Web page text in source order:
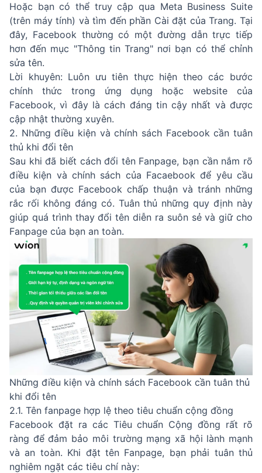
Hoặc bạn có thể truy cập qua Meta Business Suite
(trên máy tính) và tìm đến phần Cài đặt của Trang. Tại
đây, Facebook thường có một đường dẫn trực tiếp
hơn đến mục "Thông tin Trang" nơi bạn có thể chỉnh
sửa tên.
Lời khuyên: Luôn ưu tiên thực hiện theo các bước
chính thức trong ứng dụng hoặc website của
Facebook, vì đây là cách đáng tin cậy nhất và được
cập nhật thường xuyên.
2. Những điều kiện và chính sách Facebook cần tuân
thủ khi đổi tên
Sau khi đã biết cách đổi tên Fanpage, bạn cần nắm rõ
điều kiện và chính sách của Facaebook để yêu cầu
của bạn được Facebook chấp thuận và tránh những
rắc rối không đáng có. Tuân thủ những quy định này
giúp quá trình thay đổi tên diễn ra suôn sẻ và giữ cho
Fanpage của bạn an toàn.
Những điều kiện và chính sách Facebook cần tuân thủ
khi đổi tên
2.1. Tên fanpage hợp lệ theo tiêu chuẩn cộng đồng
Facebook đặt ra các Tiêu chuẩn Cộng đồng rất rõ
ràng để đảm bảo môi trường mạng xã hội lành mạnh
và an toàn. Khi đặt tên Fanpage, bạn phải tuân thủ
nghiêm ngặt các tiêu chí này: